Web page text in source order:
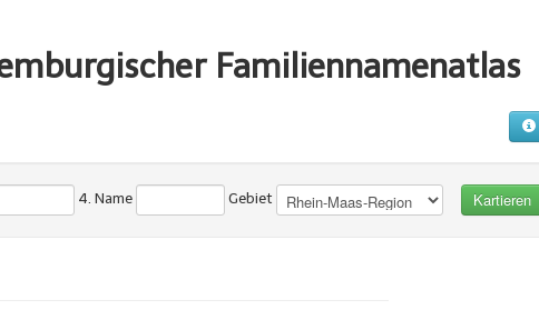
Familiennamenatlas
4. Name Gebiet